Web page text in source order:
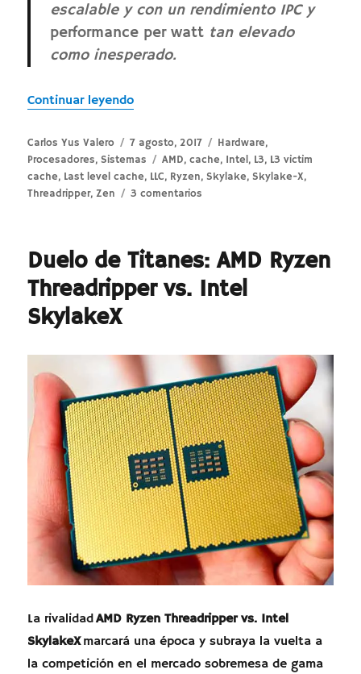
escalable y con un rendimiento IPC y
performance per watt tan elevado
como inesperado.
Continuar leyendo«Intel vs AMD – La arquitectura de
Autor
Carlos Yus Valero
Publicado
el
7 agosto, 2017 Categorías
Hardware,
Procesadores,Sistemas Etiquetas
AMD,cache, Intel, L3, L3 victim
cache, Last level cache, LLC, Ryzen,Skylake,Skylake-X,
Threadripper,Zen 3 comentarios
–
La
arquitectura
Duelo de Titanes: AMD Ryzen
Threadripper vs. Intel
SkylakeX
La rivalidadAMD Ryzen Threadripper vs. Intel
SkylakeXmarcará una época y subraya la vuelta a
la competición en el mercado sobremesa de gama